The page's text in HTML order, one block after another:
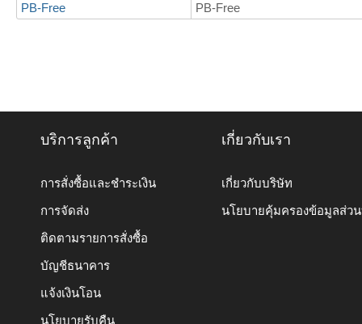
PB-Free
PB-Free
บริการลูกค้า
การสั่งซื้อและชำระเงิน
การจัดส่ง
ติดตามรายการสั่งซื้อ
บัญชีธนาคาร
แจ้งเงินโอน
นโยบายรับคืน
เกี่ยวกับเรา
เกี่ยวกับบริษัท
นโยบายคุ้มครองข้อมูลส่ว